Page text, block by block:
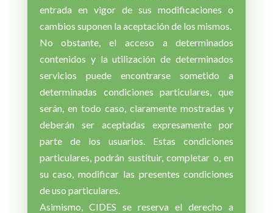
entrada en vigor de sus modificaciones o
cambios suponen la aceptación de los mismos.
No obstante, el acceso a determinados
contenidos y la utilización de determinados
servicios puede encontrarse sometido a
determinadas condiciones particulares, que
serán, en todo caso, claramente mostradas y
deberán ser aceptadas expresamente por
parte de los usuarios. Estas condiciones
particulares, podrán sustituir, completar o, en
su caso, modificar las presentes condiciones
de uso particulares.
Asimismo, CIDES se reserva el derecho a